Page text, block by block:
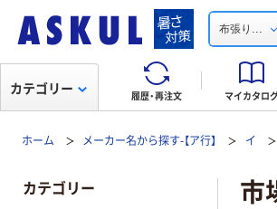
布張り ...
履歴・再注文 マイカタロ
カテゴリー
ホーム メーカー名から探す-【ア行】 イ
市
カテゴリー